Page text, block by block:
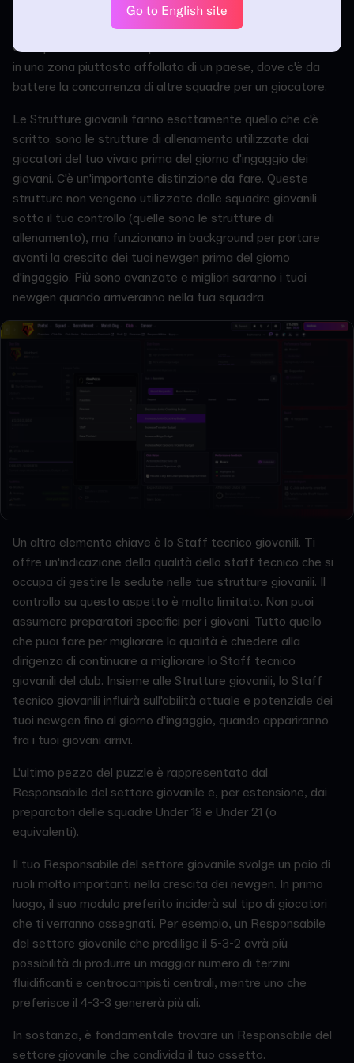
all'estero. Migliore è la ricerca dei giovani e maggiori sono le
probabilità di attrarre i talenti più forti nella tua squadra.
Ciò è particolarmente importante se stai allenando un club
in una zona piuttosto affollata di un paese, dove c'è da
battere la concorrenza di altre squadre per un giocatore.
Le Strutture giovanili fanno esattamente quello che c'è
scritto: sono le strutture di allenamento utilizzate dai
giocatori del tuo vivaio prima del giorno d'ingaggio dei
giovani. C'è un'importante distinzione da fare. Queste
strutture non vengono utilizzate dalle squadre giovanili
sotto il tuo controllo (quelle sono le strutture di
allenamento), ma funzionano in background per portare
avanti la crescita dei tuoi newgen prima del giorno
d'ingaggio. Più sono avanzate e migliori saranno i tuoi
newgen quando arriveranno nella tua squadra.
Un altro elemento chiave è lo Staff tecnico giovanili. Ti
offre un'indicazione della qualità dello staff tecnico che si
occupa di gestire le sedute nelle tue strutture giovanili. Il
controllo su questo aspetto è molto limitato. Non puoi
assumere preparatori specifici per i giovani. Tutto quello
che puoi fare per migliorare la qualità è chiedere alla
dirigenza di continuare a migliorare lo Staff tecnico
giovanili del club. Insieme alle Strutture giovanili, lo Staff
tecnico giovanili influirà sull'abilità attuale e potenziale dei
tuoi newgen fino al giorno d'ingaggio, quando appariranno
fra i tuoi giovani arrivi.
L'ultimo pezzo del puzzle è rappresentato dal
Responsabile del settore giovanile e, per estensione, dai
preparatori delle squadre Under 18 e Under 21 (o
equivalenti).
Il tuo Responsabile del settore giovanile svolge un paio di
ruoli molto importanti nella crescita dei newgen. In primo
luogo, il suo modulo preferito inciderà sul tipo di giocatori
che ti verranno assegnati. Per esempio, un Responsabile
del settore giovanile che predilige il 5-3-2 avrà più
possibilità di produrre un maggior numero di terzini
fluidificanti e centrocampisti centrali, mentre uno che
preferisce il 4-3-3 genererà più ali.
In sostanza, è fondamentale trovare un Responsabile del
settore giovanile che condivida il tuo assetto.
Go to English site